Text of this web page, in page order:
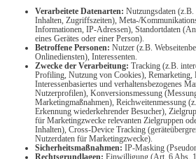
Verarbeitete Datenarten: Nutzungsdaten (z.B.
Inhalten, Zugriffszeiten), Meta-/
Informationen, IP-Adressen), Standortdaten
eines Gerätes oder einer Person).
Betroffene Personen: Nutzer (z.B.
Onlinediensten), Interessenten.
Zwecke der Verarbeitung: Tracking (z.B.
Profiling, Nutzung von Cookies), Remarketing,
Interessenbasiertes und verhaltensbezogenes
Nutzerprofilen), Konversionsmessung
Marketingmaßnahmen), Reichweitenmessung
Erkennung wiederkehrender Besucher),
für Marketingzwecke relevanten Zielgruppen
Inhalten), Cross-Device Tracking
Nutzerdaten für Marketingzwecke).
Sicherheitsmaßnahmen: IP-Masking